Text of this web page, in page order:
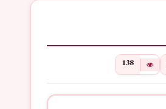
138